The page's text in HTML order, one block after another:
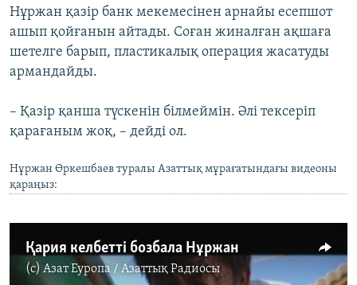
Нұржан қазір банк мекемесінен арнайы есепшот
ашып қойғанын айтады. Соған жиналған ақшаға
шетелге барып, пластикалық операция жасатуды
армандайды.
– Қазір қанша түскенін білмеймін. Әлі тексеріп
қарағаным жоқ, – дейді ол.
Нұржан Өркешбаев туралы Азаттық мұрағатындағы видеоны
қараңыз:
Қария келбетті бозбала Нұржан
(c) Азат Еуропа / Азаттық Радиосы